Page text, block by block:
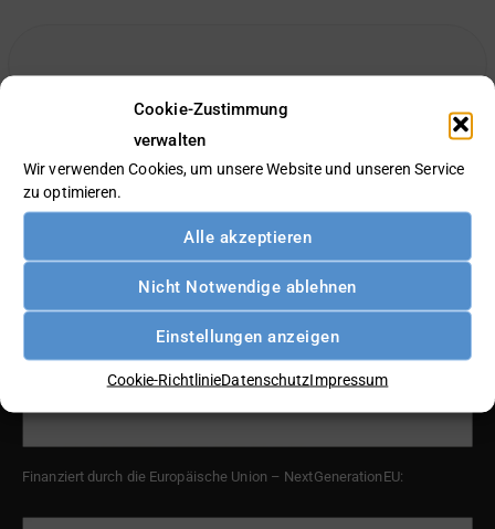
Cookie-Zustimmung
verwalten
Wir verwenden Cookies, um unsere Website und unseren Service
zu optimieren.
Alle akzeptieren
Nicht Notwendige ablehnen
Einstellungen anzeigen
Cookie-RichtlinieDatenschutzImpressum
Finanziert durch die Europäische Union – NextGenerationEU: